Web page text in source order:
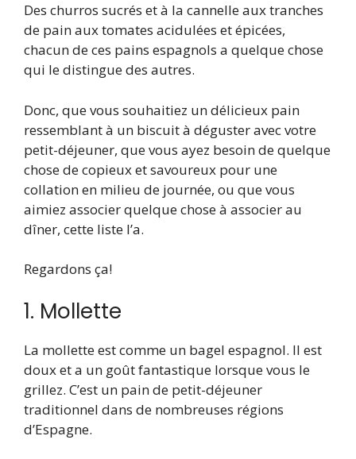
Des churros sucrés et à la cannelle aux tranches
de pain aux tomates acidulées et épicées,
chacun de ces pains espagnols a quelque chose
qui le distingue des autres.
Donc, que vous souhaitiez un délicieux pain
ressemblant à un biscuit à déguster avec votre
petit-déjeuner, que vous ayez besoin de quelque
chose de copieux et savoureux pour une
collation en milieu de journée, ou que vous
aimiez associer quelque chose à associer au
dîner, cette liste l’a.
Regardons ça!
1. Mollette
La mollette est comme un bagel espagnol. Il est
doux et a un goût fantastique lorsque vous le
grillez. C’est un pain de petit-déjeuner
traditionnel dans de nombreuses régions
d’Espagne.